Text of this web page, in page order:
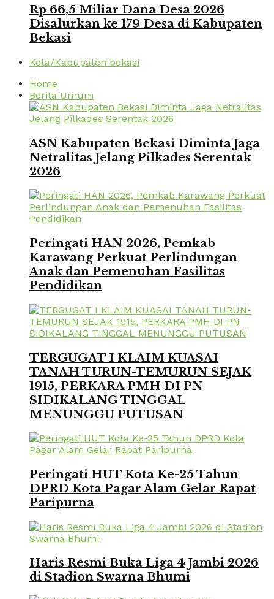
Rp 66,5 Miliar Dana Desa 2026
Disalurkan ke 179 Desa di Kabupaten
Bekasi
Kota/Kabupaten bekasi
Home
Berita Umum
ASN Kabupaten Bekasi Diminta Jaga
Netralitas Jelang Pilkades Serentak
2026
Peringati HAN 2026, Pemkab
Karawang Perkuat Perlindungan
Anak dan Pemenuhan Fasilitas
Pendidikan
TERGUGAT I KLAIM KUASAI
TANAH TURUN-TEMURUN SEJAK
1915, PERKARA PMH DI PN
SIDIKALANG TINGGAL
MENUNGGU PUTUSAN
Peringati HUT Kota Ke-25 Tahun
DPRD Kota Pagar Alam Gelar Rapat
Paripurna
Haris Resmi Buka Liga 4 Jambi 2026
di Stadion Swarna Bhumi